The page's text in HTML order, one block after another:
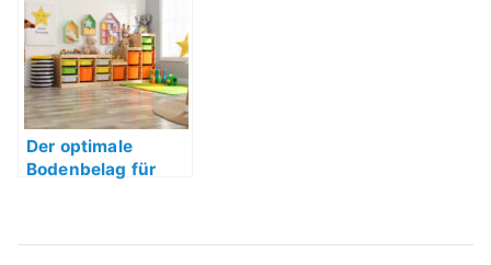
Der optimale
Bodenbelag für